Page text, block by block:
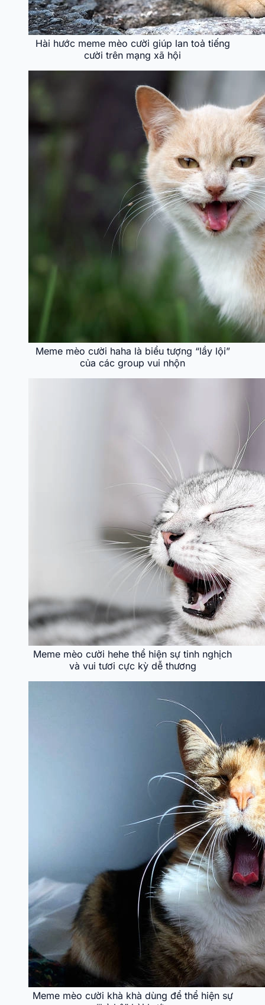
Hài hước meme mèo cười giúp lan toả tiếng
cười trên mạng xã hội
Meme mèo cười haha là biểu tượng “lầy lội”
của các group vui nhộn
Meme mèo cười hehe thể hiện sự tinh nghịch
và vui tươi cực kỳ dễ thương
Meme mèo cười khà khà dùng để thể hiện sự